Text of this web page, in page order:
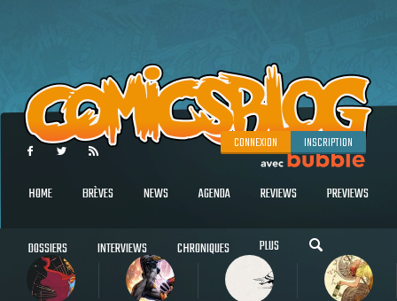
CONNEXION INSCRIPTION
HOME BRÈVES NEWS AGENDA REVIEWS PREVIEWS
DOSSIERS INTERVIEWS CHRONIQUES PLUS